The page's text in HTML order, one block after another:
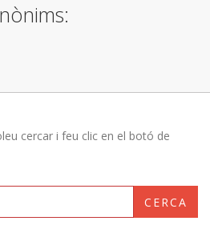
cercar i feu clic en el botó de
CERCA